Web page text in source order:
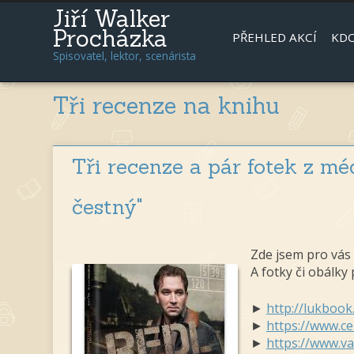
Jiří Walker
Procházka
Spisovatel, lektor, scenárista
PŘEHLED AKCÍ
Tři recenze na knihu
Tři recenze a pár fotek z
čestný"
Zde jsem pro
A fotky či obálky
► http://
► https://
► https://